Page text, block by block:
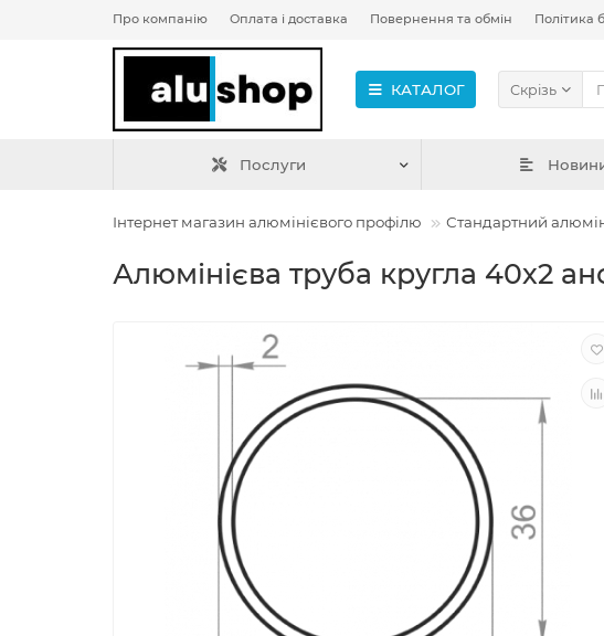
Про компанію Оплата і доставка Повернення та обмін Політика
КАТАЛОГ Скрізь
Послуги
Інтернет магазин алюмінієвого профілю Стандартний
Алюмінієва труба кругла 40х2